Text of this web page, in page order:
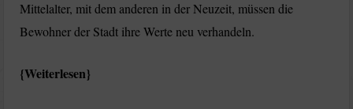
Mittelalter, mit dem anderen in der Neuzeit, müssen die
Bewohner der Stadt ihre Werte neu verhandeln.
Weiterlesen